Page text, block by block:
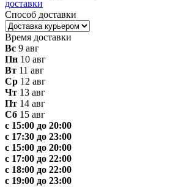
доставки
Способ доставки
Время доставки
Вс 9 авг
Пн 10 авг
Вт 11 авг
Ср 12 авг
Чт 13 авг
Пт 14 авг
Сб 15 авг
с 15:00 до 20:00
с 17:30 до 23:00
с 15:00 до 20:00
с 17:00 до 22:00
с 18:00 до 22:00
с 19:00 до 23:00